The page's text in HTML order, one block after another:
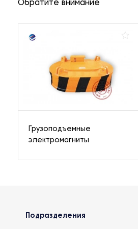
Обратите внимание
Грузоподъемные
электромагниты
Подразделения